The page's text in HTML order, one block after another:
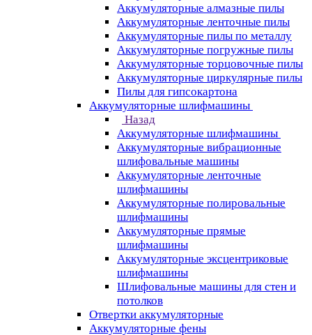
Аккумуляторные алмазные пилы
Аккумуляторные ленточные пилы
Аккумуляторные пилы по металлу
Аккумуляторные погружные пилы
Аккумуляторные торцовочные пилы
Аккумуляторные циркулярные пилы
Пилы для гипсокартона
Аккумуляторные шлифмашины
Назад
Аккумуляторные шлифмашины
Аккумуляторные вибрационные
шлифовальные машины
Аккумуляторные ленточные
шлифмашины
Аккумуляторные полировальные
шлифмашины
Аккумуляторные прямые
шлифмашины
Аккумуляторные эксцентриковые
шлифмашины
Шлифовальные машины для стен и
потолков
Отвертки аккумуляторные
Аккумуляторные фены